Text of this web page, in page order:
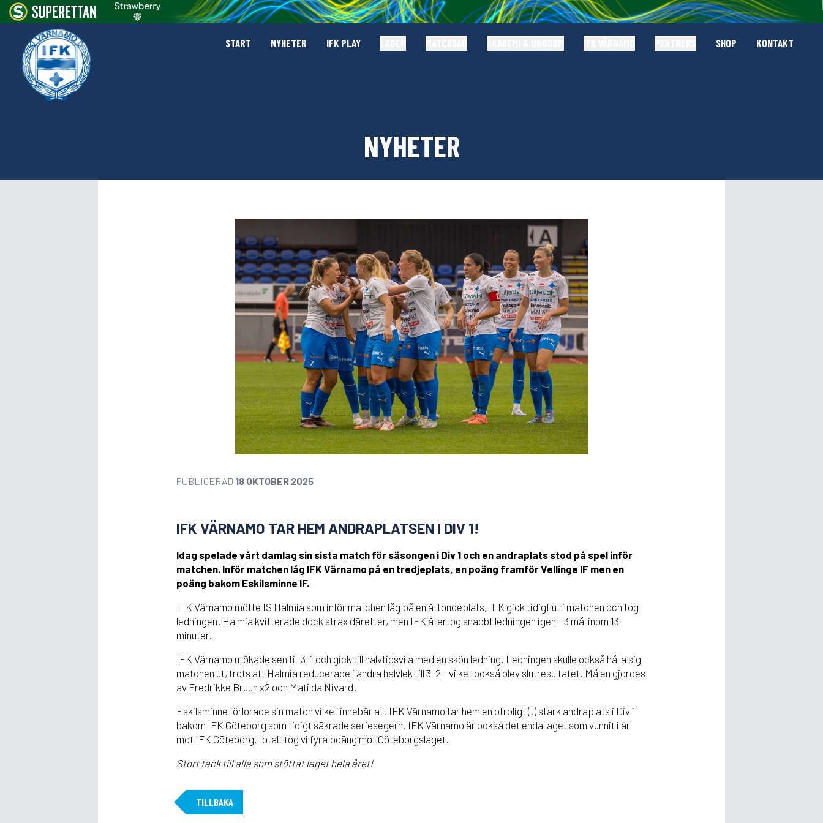
START NYHETER IFK PLAY SHOP KONTAKT
NYHETER
PUBLICERAD 18 OKTOBER 2025
IFK VÄRNAMO TAR HEM ANDRAPLATSEN I DIV 1!
Idag spelade vårt damlag sin sista match för säsongen i Div 1 och en andraplats stod på spel inför
matchen. Inför matchen låg IFK Värnamo på en tredjeplats, en poäng framför Vellinge IF men en
poäng bakom Eskilsminne IF.
IFK Värnamo mötte IS Halmia som inför matchen låg på en åttondeplats, IFK gick tidigt ut i matchen och tog
ledningen. Halmia kvitterade dock strax därefter, men IFK återtog snabbt ledningen igen - 3 mål inom 13
minuter.
IFK Värnamo utökade sen till 3-1 och gick till halvtidsvila med en skön ledning. Ledningen skulle också hålla sig
matchen ut, trots att Halmia reducerade i andra halvlek till 3-2 - vilket också blev slutresultatet. Målen gjordes
av Fredrikke Bruun x2 och Matilda Nivard.
Eskilsminne förlorade sin match vilket innebär att IFK Värnamo tar hem en otroligt (!) stark andraplats i Div 1
bakom IFK Göteborg som tidigt säkrade seriesegern. IFK Värnamo är också det enda laget som vunnit i år
mot IFK Göteborg, totalt tog vi fyra poäng mot Göteborgslaget.
Stort tack till alla som stöttat laget hela året!
TILLBAKA